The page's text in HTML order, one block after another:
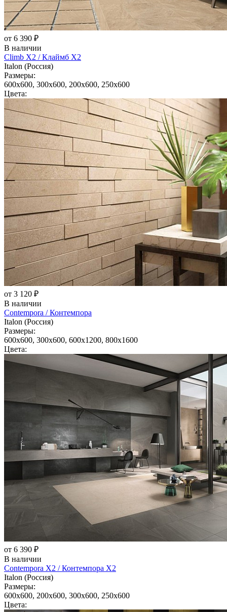
от 6 390 ₽
В наличии
Climb X2 / Клаймб X2
Italon (Россия)
Размеры:
600x600, 300x600, 200x600, 250x600
Цвета:
от 3 120 ₽
В наличии
Contempora / Контемпора
Italon (Россия)
Размеры:
600x600, 300x600, 600x1200, 800x1600
Цвета:
от 6 390 ₽
В наличии
Contempora X2 / Контемпора Х2
Italon (Россия)
Размеры:
600x600, 200x600, 300x600, 250x600
Цвета: